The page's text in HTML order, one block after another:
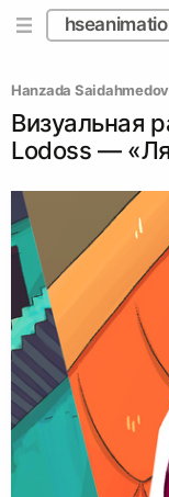
Hanzada
Визуальная
Lodoss —